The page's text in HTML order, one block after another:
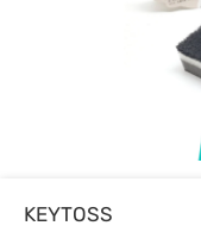
KEYTOSS